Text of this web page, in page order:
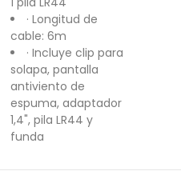
· Longitud de
cable: 6m
· Incluye clip para
solapa, pantalla
antiviento de
espuma, adaptador
1,4", pila LR44 y
funda